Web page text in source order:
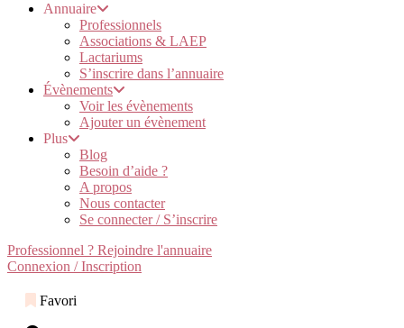
Annuaire
Professionnels
Associations & LAEP
Lactariums
S’inscrire dans l’annuaire
Évènements
Voir les évènements
Ajouter un évènement
Plus
Blog
Besoin d’aide ?
A propos
Nous contacter
Se connecter / S’inscrire
Professionnel ? Rejoindre l'annuaire
Connexion / Inscription
Favori